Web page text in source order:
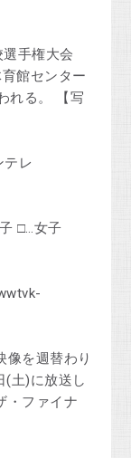
選手権大会
館センター
れる。 【写
レ
□…女子
像を週替わり
(土)に放送し
・ファイナ